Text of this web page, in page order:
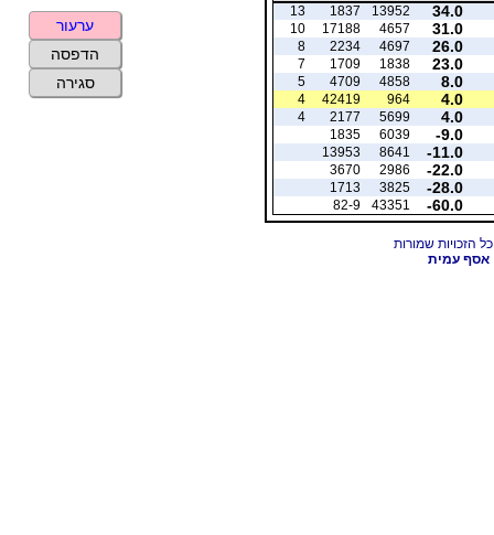
34.0
13952
1837
13
31.0
4657
17188
10
26.0
4697
2234
8
23.0
1838
1709
7
8.0
4858
4709
5
4.0
964
42419
4
4.0
5699
2177
4
-9.0
6039
1835
-11.0
8641
13953
-22.0
2986
3670
-28.0
3825
1713
-60.0
43351
82-9
אסף עמית
ערעור
הדפסה
סגירה